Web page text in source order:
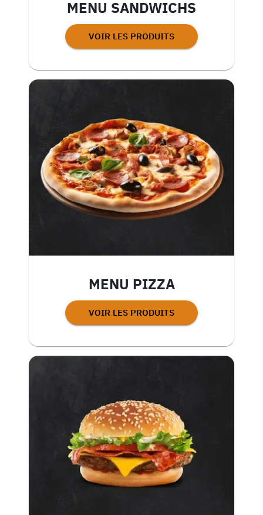
MENU SANDWICHS
VOIR LES PRODUITS
MENU PIZZA
VOIR LES PRODUITS